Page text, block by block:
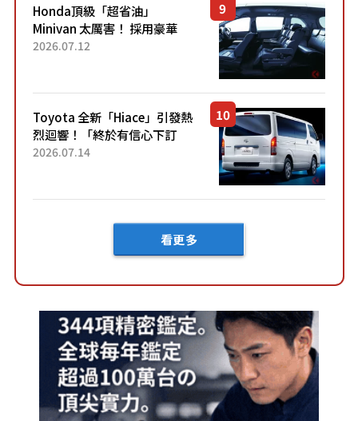
Honda頂級「超省油」
Minivan 太厲害！ 採用豪華
「真皮座椅」與專屬「黑色內
「三...
2026.07.12
Toyota 全新「Hiace」引發熱
烈迴響！「終於有信心下訂
了！」「哪個等級交車最
車？...
2026.07.14
看更多